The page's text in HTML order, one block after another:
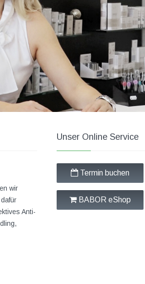
wir
Anti-
Unser Online Service
Termin buchen
BABOR eShop